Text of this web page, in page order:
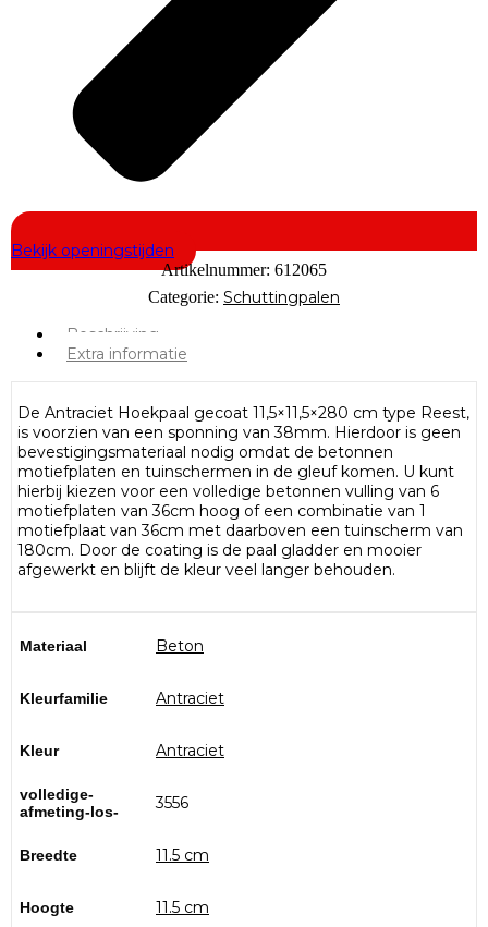
Bekijk openingstijden
Artikelnummer: 612065
Categorie: Schuttingpalen
Beschrijving
Extra informatie
De Antraciet Hoekpaal gecoat 11,5×11,5×280 cm type Reest,
is voorzien van een sponning van 38mm. Hierdoor is geen
bevestigingsmateriaal nodig omdat de betonnen
motiefplaten en tuinschermen in de gleuf komen. U kunt
hierbij kiezen voor een volledige betonnen vulling van 6
motiefplaten van 36cm hoog of een combinatie van 1
motiefplaat van 36cm met daarboven een tuinscherm van
180cm. Door de coating is de paal gladder en mooier
afgewerkt en blijft de kleur veel langer behouden.
Materiaal Beton
Kleurfamilie Antraciet
Kleur Antraciet
volledige-
afmeting-los-
3556
Breedte 11.5 cm
Hoogte 11.5 cm